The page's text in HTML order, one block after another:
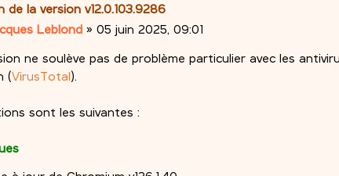
de la version v12.0.103.9286
Leblond » 05 juin 2025, 09:01
ne soulève pas de problème particulier avec les
(VirusTotal).
sont les suivantes :